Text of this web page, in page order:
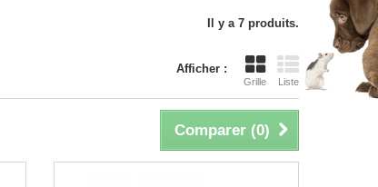
Il y a 7 produits.
Afficher :
Grille Liste
Comparer (0)